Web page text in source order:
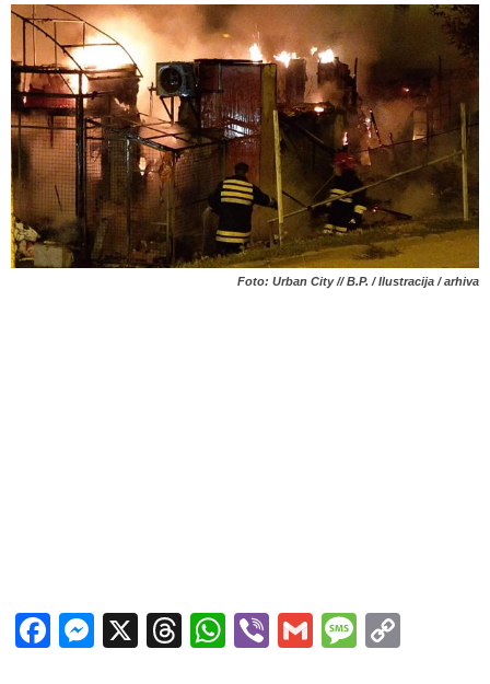
Foto: Urban City // B.P. / Ilustracija / arhiva
Facebook
Messenger
X Threads
WhatsApp
ViberGmail